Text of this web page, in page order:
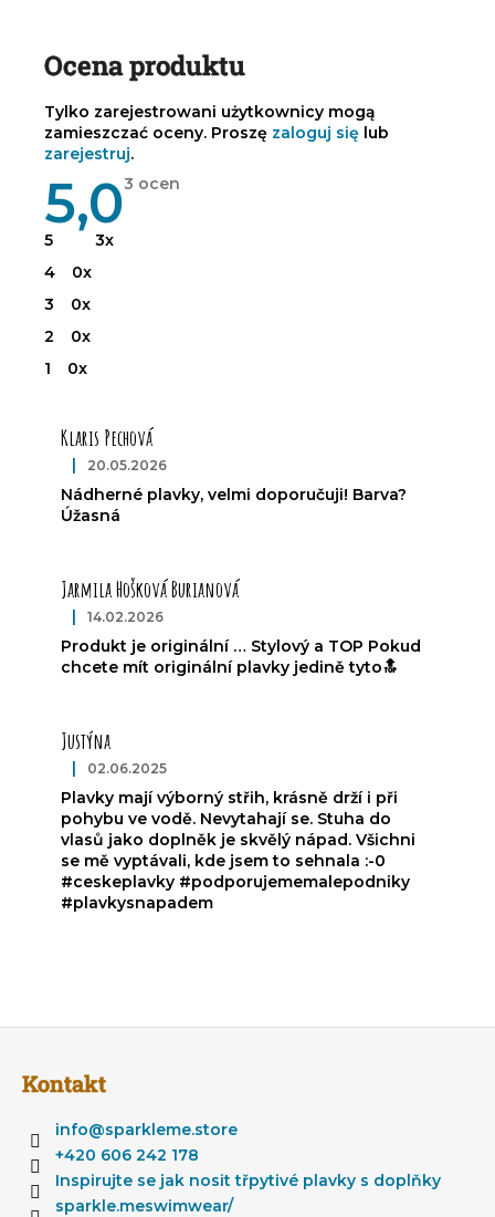
Ocena produktu
Tylko zarejestrowani użytkownicy mogą
zamieszczać oceny. Proszę zaloguj się lub
zarejestruj.
5,0Średnia
3 ocen
5
3x
4
0x
3
0x
2
0x
1
0x
Klaris Pechová
Ocena produktu to 5 na 5 gwiazdek.
20.05.2026
Nádherné plavky, velmi doporučuji! Barva?
Úžasná
Jarmila Hošková Burianová
Ocena produktu to 5 na 5 gwiazdek.
14.02.2026
Produkt je originální … Stylový a TOP Pokud
chcete mít originální plavky jedině tyto🔝
Justýna
Ocena produktu to 5 na 5 gwiazdek.
02.06.2025
Plavky mají výborný střih, krásně drží i při
pohybu ve vodě. Nevytahají se. Stuha do
vlasů jako doplněk je skvělý nápad. Všichni
se mě vyptávali, kde jsem to sehnala :-0
#ceskeplavky #podporujememalepodniky
#plavkysnapadem
Kontakt
info@sparkleme.store
+420 606 242 178
Inspirujte se jak nosit třpytivé plavky s doplňky
sparkle.meswimwear/